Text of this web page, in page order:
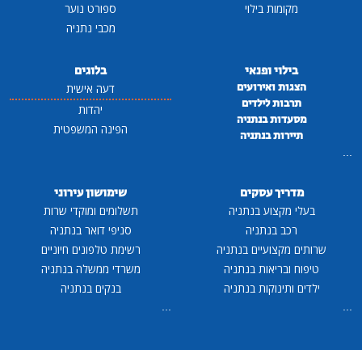
מקומות בילוי
ספורט נוער
מכבי נתניה
בילוי ופנאי
הצגות ואירועים
תרבות לילדים
מסעדות בנתניה
תיירות בנתניה
...
בלוגים
דעה אישית
יהדות
הפינה המשפטית
מדריך עסקים
בעלי מקצוע בנתניה
רכב בנתניה
שרותים מקצועיים בנתניה
טיפוח ובריאות בנתניה
ילדים ותינוקות בנתניה
...
שימושון עירוני
תשלומים ומוקדי שרות
סניפי דואר בנתניה
רשימת טלפונים חיוניים
משרדי ממשלה בנתניה
בנקים בנתניה
...